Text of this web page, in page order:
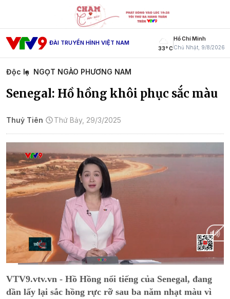
ĐÀI TRUYỀN HÌNH VIỆT NAM
33° C
Hồ Chí Minh
Chủ Nhật, 9/8/2026
Độc lạ NGỌT NGÀO PHƯƠNG NAM
Senegal: Hồ hồng khôi phục sắc màu
Thuỷ Tiên Thứ Bảy, 29/3/2025
Time
VTV9.vtv.vn - Hồ Hồng nổi tiếng của Senegal, đang
dần lấy lại sắc hồng rực rỡ sau ba năm nhạt màu vì